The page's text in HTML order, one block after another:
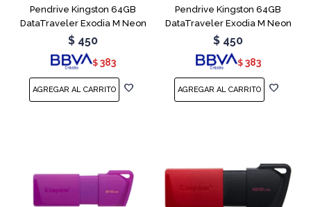
Pendrive Kingston 64GB
DataTraveler Exodia M Neon
Green
$ 450
$ 383
Pendrive Kingston 64GB
DataTraveler Exodia M Neon
Pink
$ 450
$ 383